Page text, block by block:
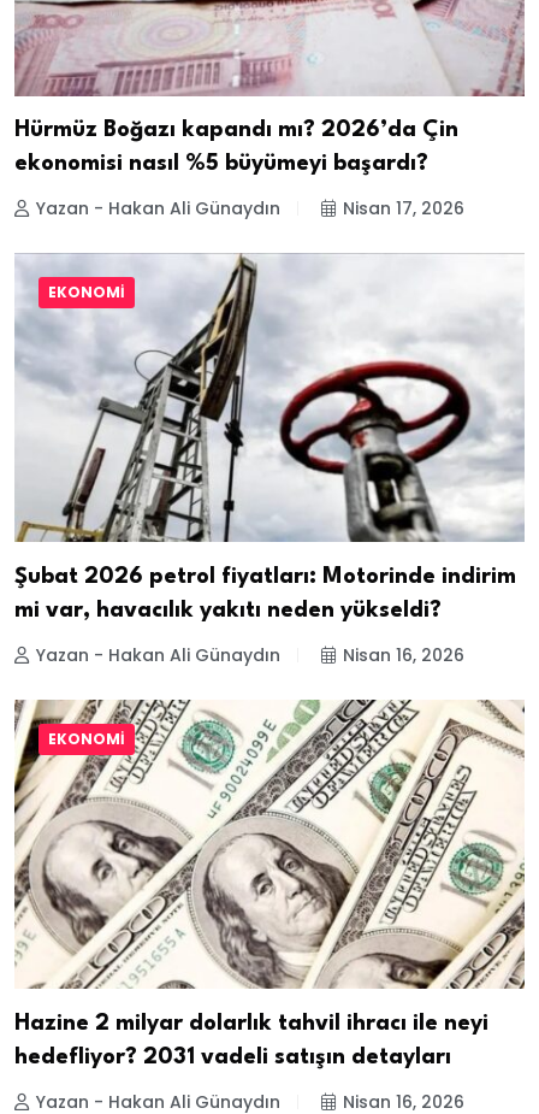
Hürmüz Boğazı kapandı mı? 2026’da Çin
ekonomisi nasıl %5 büyümeyi başardı?
Yazan - Hakan Ali Günaydın Nisan 17, 2026
EKONOMI
Şubat 2026 petrol fiyatları: Motorinde indirim
mi var, havacılık yakıtı neden yükseldi?
Yazan - Hakan Ali Günaydın Nisan 16, 2026
EKONOMI
Hazine 2 milyar dolarlık tahvil ihracı ile neyi
hedefliyor? 2031 vadeli satışın detayları
Yazan - Hakan Ali Günaydın Nisan 16, 2026